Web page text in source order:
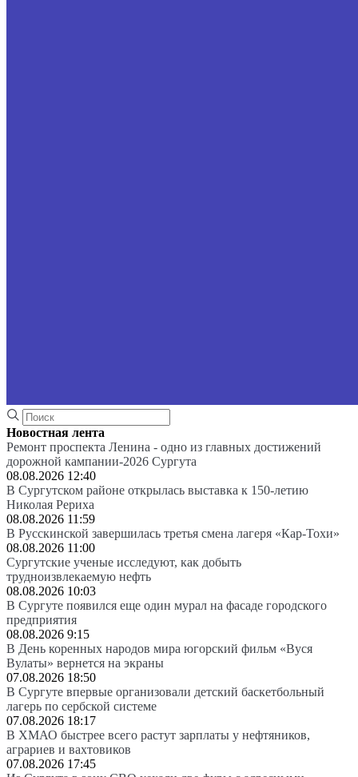
Новостная лента
Ремонт проспекта Ленина - одно из главных достижений
дорожной кампании-2026 Сургута
08.08.2026 12:40
В Сургутском районе открылась выставка к 150-летию
Николая Рериха
08.08.2026 11:59
В Русскинской завершилась третья смена лагеря «Кар-Тохи»
08.08.2026 11:00
Сургутские ученые исследуют, как добыть
трудноизвлекаемую нефть
08.08.2026 10:03
В Сургуте появился еще один мурал на фасаде городского
предприятия
08.08.2026 9:15
В День коренных народов мира югорский фильм «Вуся
Вулаты» вернется на экраны
07.08.2026 18:50
В Сургуте впервые организовали детский баскетбольный
лагерь по сербской системе
07.08.2026 18:17
В ХМАО быстрее всего растут зарплаты у нефтяников,
аграриев и вахтовиков
07.08.2026 17:45